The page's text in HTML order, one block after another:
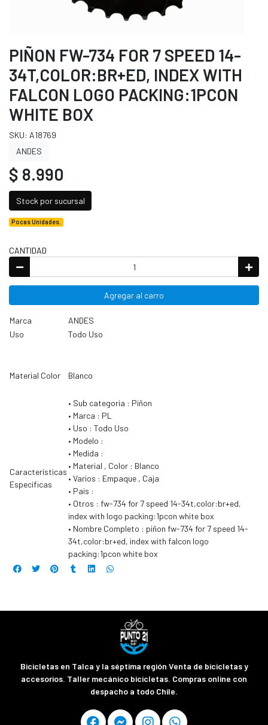
PIÑON FW-734 FOR 7 SPEED 14-
34T,COLOR:BR+ED, INDEX WITH
FALCON LOGO PACKING:1PCON
WHITE BOX
SKU: A18769
ANDES
$ 8.990
Stock por sucursal
Pocas Unidades.
CANTIDAD
Agregar al carro
Marca
ANDES
Uso
Todo Uso
Material Color Blanco
Características
Especificas
• Sub categoria : Piñon
• Marca : PL
• Uso : Todo Uso
• Modelo :
• Medida :
• Material , Color : Blanco
• Varios : Empaque , Caja
• Pais :
• Otros : fw-734 for 7 speed 14-34t,color:br+ed,
index with logo packing:1pcon white box
• Nombre Completo : piñon fw-734 for 7 speed 14-
34t,color:br+ed, index with falcon logo
packing:1pcon white box
Bicicletas en Talca y la séptima región Venta de bicicletas y
accesorios. Taller mecánico bicicletas. Compras online con
despacho a todo Chile.